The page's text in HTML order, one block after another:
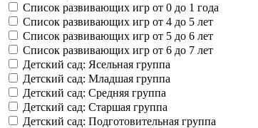
Список развивающих игр от 0 до 1 года
Список развивающих игр от 4 до 5 лет
Список развивающих игр от 5 до 6 лет
Список развивающих игр от 6 до 7 лет
Детский сад: Ясельная группа
Детский сад: Младшая группа
Детский сад: Средняя группа
Детский сад: Старшая группа
Детский сад: Подготовительная группа